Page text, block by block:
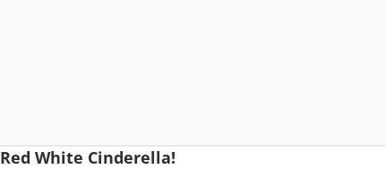
White Cinderella!